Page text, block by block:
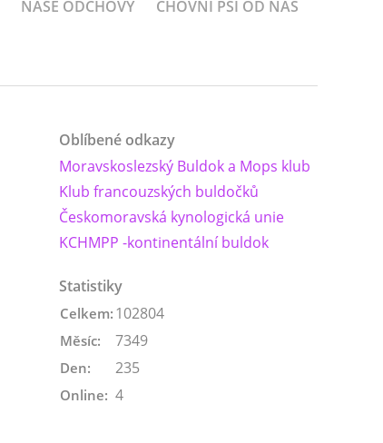
NAŠE ODCHOVY
CHOVNÍ PSI OD NÁS
Oblíbené odkazy
Moravskoslezský Buldok a Mops klub
Klub francouzských buldočků
Českomoravská kynologická unie
KCHMPP -kontinentální buldok
Statistiky
Online: 4
Celkem: 102804
Měsíc: 7349
Den: 235